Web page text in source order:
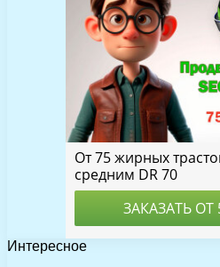
Интересное